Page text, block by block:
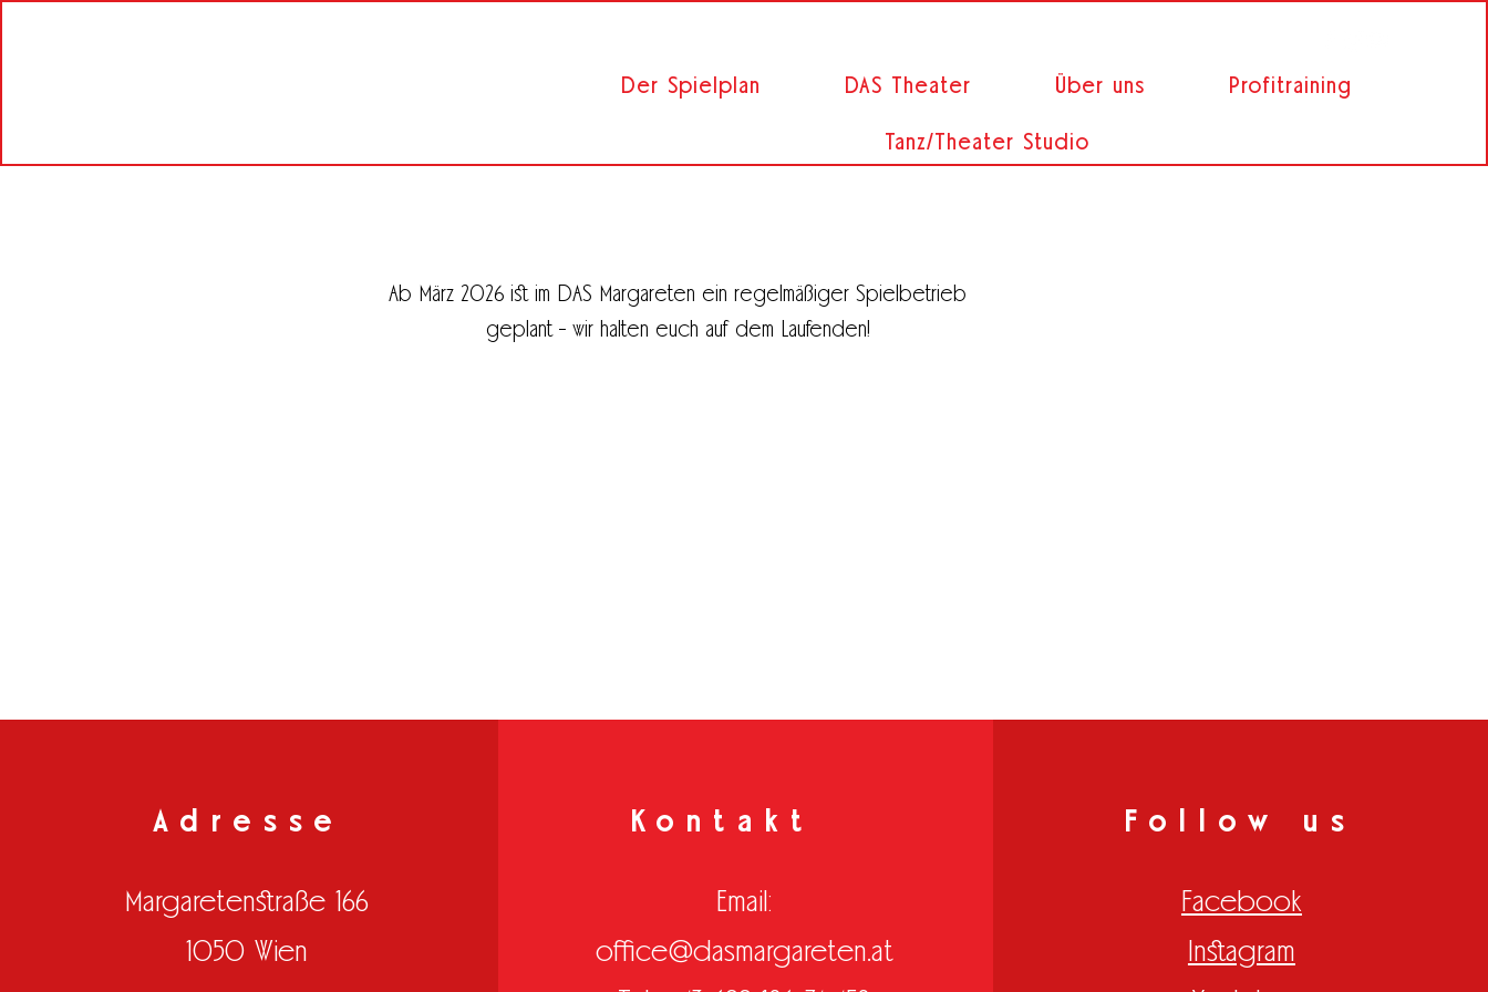
Der Spielplan DAS Theater Über uns Profitraining
Tanz/Theater Studio
Ab März 2026 ist im DAS Margareten ein regelmäßiger Spielbetrieb
geplant - wir halten euch auf dem Laufenden!
Adresse
Margaretenstraße 166
1050 Wien
Kontakt
Email:
office@dasmargareten.at
Follow us
Facebook
Instagram